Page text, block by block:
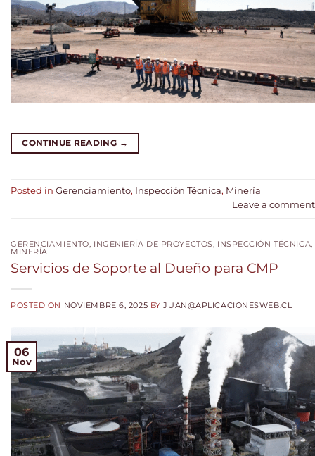
CONTINUE READING →
Posted in Gerenciamiento, Inspección Técnica, Minería
Leave a comment
GERENCIAMIENTO INGENIERÍA DE PROYECTOS INSPECCIÓN TÉCNICA
MINERÍA
Servicios de Soporte al Dueño para CMP
POSTED ON NOVIEMBRE 6, 2025 BYJUAN@APLICACIONESWEB.CL
06
Nov